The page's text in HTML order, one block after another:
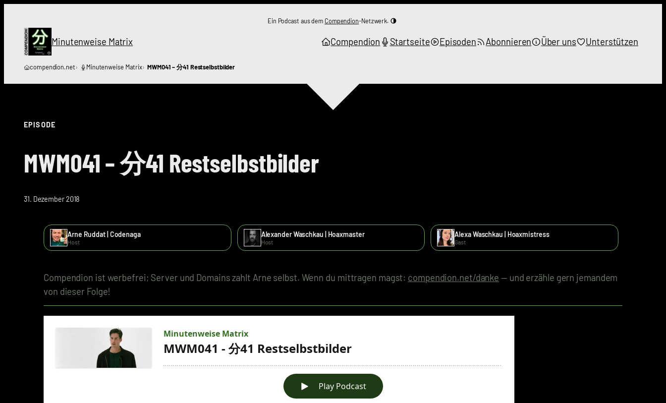
springen
Ein Podcast aus dem Compendion-Netzwerk.
Minutenweise Matrix Compendion Startseite Episoden Abonnieren Über uns Unterstützen
compendion.net Minutenweise Matrix MWM041 – 分41 Restselbstbilder
EPISODE
MWM041 – 分41 Restselbstbilder
31. Dezember 2018
Arne Ruddat | Codenaga
Host
Alexander Waschkau | Hoaxmaster
Host
Alexa Waschkau | Hoaxmistress
Gast
Compendion ist werbefrei; Server und Domains zahlt Arne selbst. Wenn du mittragen magst: compendion.net/danke — und erzähle gern jemandem
von dieser Folge!